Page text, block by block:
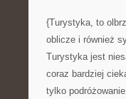
{Turystyka, to
oblicze i również
Turystyka jest
coraz bardziej
tylko